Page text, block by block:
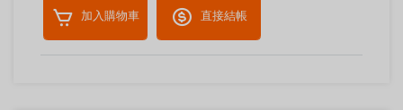
加入購物車 直接結帳